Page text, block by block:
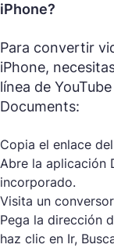
iPhone?
Para convertir
iPhone,
línea de
Documents:
Copia el enlace
Abre la aplicación
incorporado.
Visita un
Pega la dirección
haz clic en Ir,